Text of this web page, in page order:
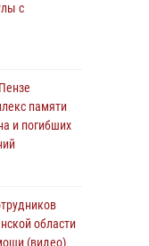
ВДВ в
задержали
с
памяти
и погибших
области
(видео)